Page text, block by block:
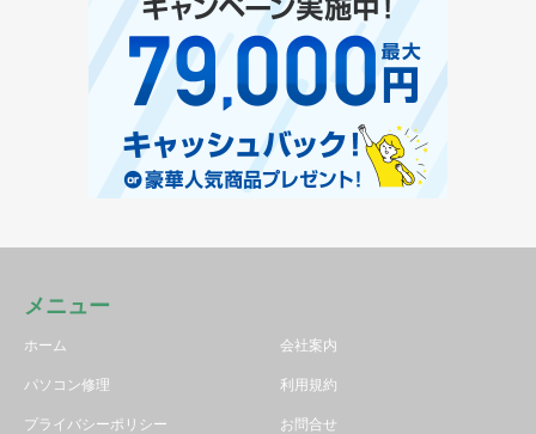
メニュー
ホーム 会社案内
パソコン修理 利用規約
プライバシーポリシー お問合せ